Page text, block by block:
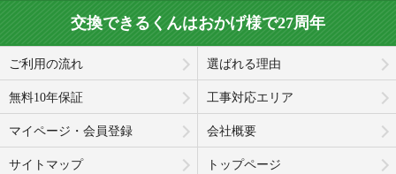
交換できるくんはおかげ様で27周年
ご利用の流れ 選ばれる理由
無料10年保証 工事対応エリア
マイページ・会員登録 会社概要
サイトマップ トップページ